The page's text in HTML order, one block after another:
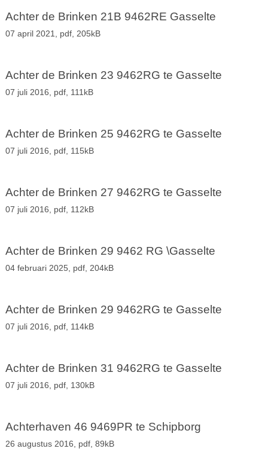
Achter de Brinken 21B 9462RE Gasselte
07 april 2021, pdf, 205kB
Achter de Brinken 23 9462RG te Gasselte
07 juli 2016, pdf, 111kB
Achter de Brinken 25 9462RG te Gasselte
07 juli 2016, pdf, 115kB
Achter de Brinken 27 9462RG te Gasselte
07 juli 2016, pdf, 112kB
Achter de Brinken 29 9462 RG \Gasselte
04 februari 2025, pdf, 204kB
Achter de Brinken 29 9462RG te Gasselte
07 juli 2016, pdf, 114kB
Achter de Brinken 31 9462RG te Gasselte
07 juli 2016, pdf, 130kB
Achterhaven 46 9469PR te Schipborg
26 augustus 2016, pdf, 89kB